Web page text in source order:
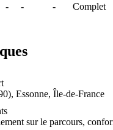
- - - Complet
Essonne, Île-de-France
sur le parcours,